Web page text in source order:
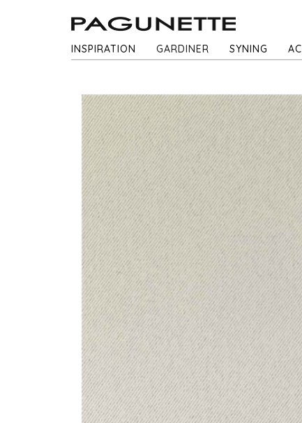
INSPIRATION GARDINER SYNING